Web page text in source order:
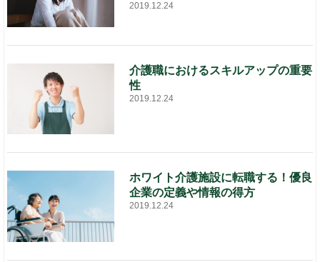
2019.12.24
介護職におけるスキルアップの重要
性
2019.12.24
ホワイト介護施設に転職する！優良
企業の定義や情報の得方
2019.12.24